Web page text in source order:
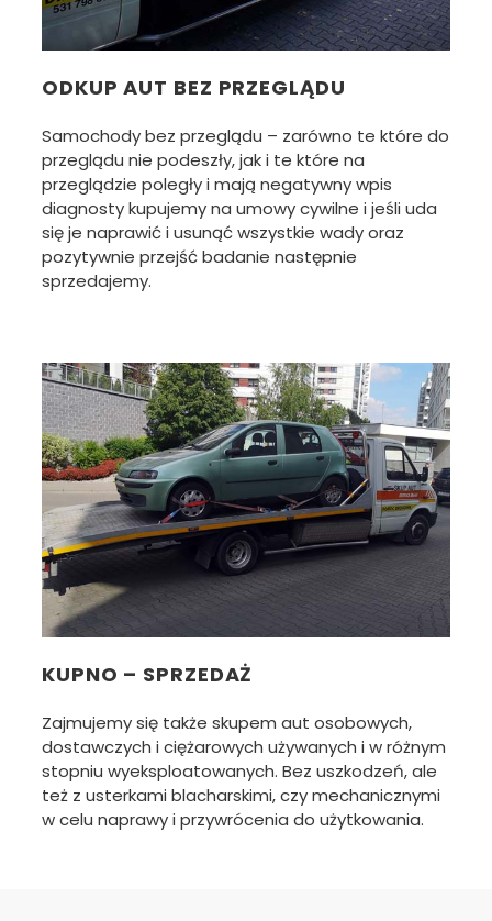
ODKUP AUT BEZ PRZEGLĄDU
Samochody bez przeglądu – zarówno te które do
przeglądu nie podeszły, jak i te które na
przeglądzie poległy i mają negatywny wpis
diagnosty kupujemy na umowy cywilne i jeśli uda
się je naprawić i usunąć wszystkie wady oraz
pozytywnie przejść badanie następnie
sprzedajemy.
KUPNO – SPRZEDAŻ
Zajmujemy się także skupem aut osobowych,
dostawczych i ciężarowych używanych i w różnym
stopniu wyeksploatowanych. Bez uszkodzeń, ale
też z usterkami blacharskimi, czy mechanicznymi
w celu naprawy i przywrócenia do użytkowania.